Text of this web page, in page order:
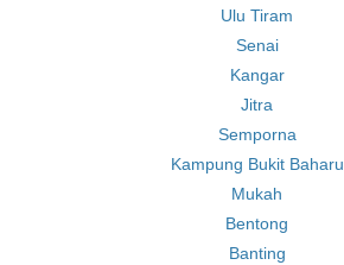
Ulu Tiram
Senai
Kangar
Jitra
Semporna
Kampung Bukit Baharu
Mukah
Bentong
Banting